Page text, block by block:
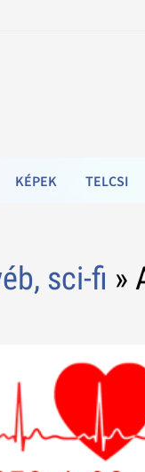
KÉPEK TELCSI
sci-fi »